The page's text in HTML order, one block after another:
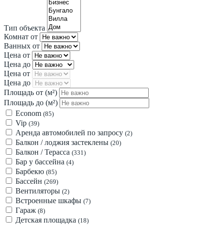
Тип объекта
Комнат от
Ванных от
Цена от
Цена до
Цена от
Цена до
Площадь от (м²)
Площадь до (м²)
Econom (85)
Vip (39)
Аренда автомобилей по запросу (2)
Балкон / лоджия застеклены (20)
Балкон / Терасса (331)
Бар у бассейна (4)
Барбекю (85)
Бассейн (269)
Вентиляторы (2)
Встроенные шкафы (7)
Гараж (8)
Детская площадка (18)